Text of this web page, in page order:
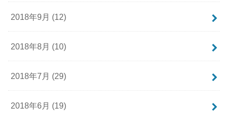
2018年9月 (12)
2018年8月 (10)
2018年7月 (29)
2018年6月 (19)